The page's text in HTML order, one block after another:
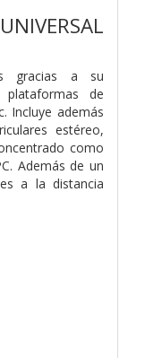
gracias a su
de
Incluye además
estéreo,
como
Además de un
a la distancia